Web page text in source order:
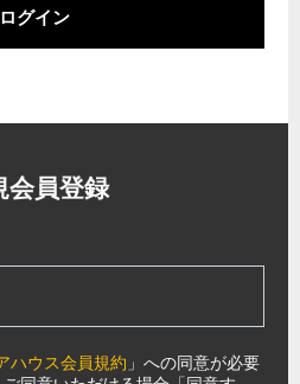
ログイン
会員登録
ハウス会員規約 」への同意が必要